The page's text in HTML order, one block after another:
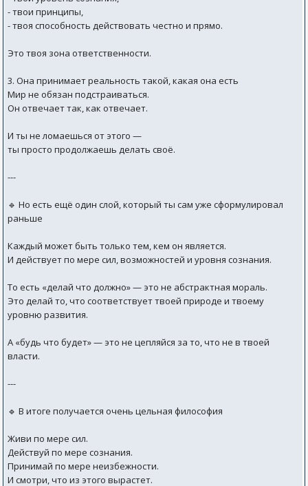
- твои принципы,
- твоя способность действовать честно и прямо.
Это твоя зона ответственности.
3. Она принимает реальность такой, какая она есть
Мир не обязан подстраиваться.
Он отвечает так, как отвечает.
И ты не ломаешься от этого —
ты просто продолжаешь делать своё.
---
🔹 Но есть ещё один слой, который ты сам уже сформулировал
раньше
Каждый может быть только тем, кем он является.
И действует по мере сил, возможностей и уровня сознания.
То есть «делай что должно» — это не абстрактная мораль.
Это делай то, что соответствует твоей природе и твоему
уровню развития.
А «будь что будет» — это не цепляйся за то, что не в твоей
власти.
---
🔹 В итоге получается очень цельная философия
Живи по мере сил.
Действуй по мере сознания.
Принимай по мере неизбежности.
И смотри, что из этого вырастет.